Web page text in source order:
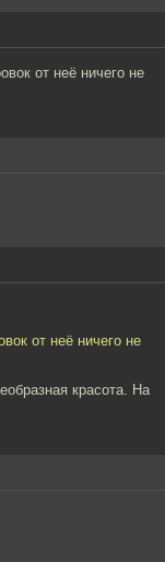
от неё ничего не
от неё ничего не
красота. На